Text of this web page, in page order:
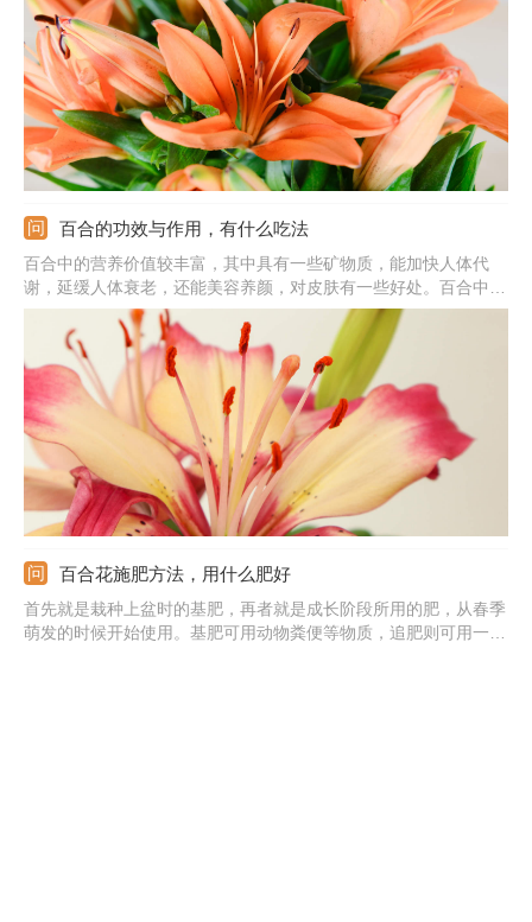
希望他们能生活美满，有一个美好的未来。
百合的功效与作用，有什么吃法
百合中的营养价值较丰富，其中具有一些矿物质，能加快人体代
谢，延缓人体衰老，还能美容养颜，对皮肤有一些好处。百合中含
有大量的果胶和天然磷脂，对胃肠黏膜有明显保护作用，可以健脾
养胃。百合也有宁心安神、补中益气的功效，缓解神经衰弱，补中
益气。新鲜百合中含黏液质，有润燥清热的作用，适合秋冬季节食
百合花施肥方法，用什么肥好
首先就是栽种上盆时的基肥，再者就是成长阶段所用的肥，从春季
萌发的时候开始使用。基肥可用动物粪便等物质，追肥则可用一些